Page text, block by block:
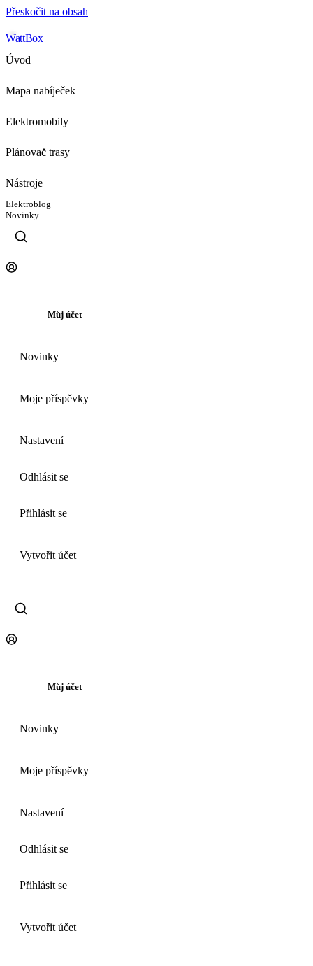
Přeskočit na obsah
WattBox
Úvod
Mapa nabíječek
Elektromobily
Plánovač trasy
Nástroje
Elektroblog
Novinky
Můj účet
Novinky
Moje příspěvky
Nastavení
Odhlásit se
Přihlásit se
Vytvořit účet
Můj účet
Novinky
Moje příspěvky
Nastavení
Odhlásit se
Přihlásit se
Vytvořit účet